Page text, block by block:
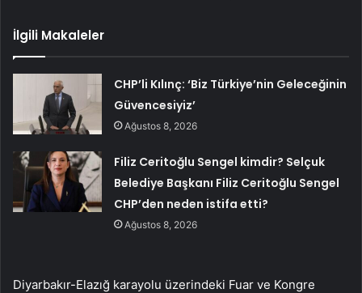
İlgili Makaleler
CHP’li Kılınç: ‘Biz Türkiye’nin Geleceğinin
Güvencesiyiz’
Ağustos 8, 2026
Filiz Ceritoğlu Sengel kimdir? Selçuk
Belediye Başkanı Filiz Ceritoğlu Sengel
CHP’den neden istifa etti?
Ağustos 8, 2026
Diyarbakır-Elazığ karayolu üzerindeki Fuar ve Kongre